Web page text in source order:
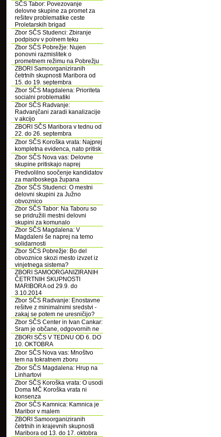
SČS Tabor: Povezovanje
delovne skupine za promet za
rešitev problematike ceste
Proletarskih brigad
Zbor SČS Studenci: Zbiranje
podpisov v polnem teku
Zbor SČS Pobrežje: Nujen
ponovni razmislitek o
prometnem režimu na Pobrežju
ZBORI Samoorganiziranih
četrtnih skupnosti Maribora od
15. do 19. septembra
Zbor SČS Magdalena: Prioriteta
socialni problematiki
Zbor SČS Radvanje:
Radvanjčani zaradi kanalizacije
v akcijo
ZBORI SČS Maribora v tednu od
22. do 26. septembra
Zbor SČS Koroška vrata: Najprej
kompletna evidenca, nato pritisk
Zbor SČS Nova vas: Delovne
skupine pritiskajo naprej
Predvolilno soočenje kandidatov
za mariboskega župana
Zbor SČS Studenci: O mestni
delovni skupini za Južno
obvoznico
Zbor SČS Tabor: Na Taboru so
se pridružili mestni delovni
skupini za komunalo
Zbor SČS Magdalena: V
Magdaleni še naprej na temo
solidarnosti
Zbor SČS Pobrežje: Bo del
obvoznice skozi mesto izvzet iz
vinjetnega sistema?
ZBORI SAMOORGANIZIRANIH
ČETRTNIH SKUPNOSTI
MARIBORA od 29.9. do
3.10.2014
Zbor SČS Radvanje: Enostavne
rešitve z minimalnimi sredstvi -
zakaj se potem ne uresničijo?
Zbor SČS Center in Ivan Cankar:
Sram je občane, odgovornih ne
ZBORI SČS V TEDNU OD 6. DO
10. OKTOBRA
Zbor SČS Nova vas: Mnoštvo
tem na tokratnem zboru
Zbor SČS Magdalena: Hrup na
Linhartovi
Zbor SČS Koroška vrata: O usodi
Doma MČ Koroška vrata ni
konsenza
Zbor SČS Kamnica: Kamnica je
Maribor v malem
ZBORI Samoorganiziranih
četrtnih in krajevnih skupnosti
Maribora od 13. do 17. oktobra